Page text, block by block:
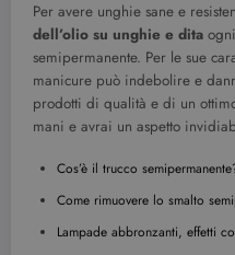
Per avere unghie sane e
dell’olio su unghie e dita
semipermanente. Per le sue
manicure può indebolire e
prodotti di qualità e di un
mani e avrai un aspetto
Cos’è il trucco
Come rimuovere lo smalto
Lampade abbronzanti, effetti